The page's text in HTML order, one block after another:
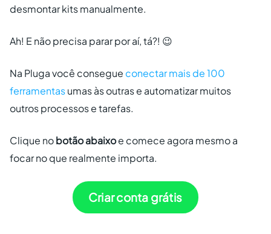
desmontar kits manualmente.
Ah! E não precisa parar por aí, tá?! 😉
Na Pluga você consegue conectar mais de 100
ferramentasumas às outras e automatizar muitos
outros processos e tarefas.
Clique nobotão abaixoe comece agora mesmo a
focar no que realmente importa.
Criar conta grátis